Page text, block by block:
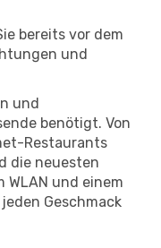
bereits vor dem
und
und
benötigt. Von
Restaurants
die neuesten
WLAN und einem
Geschmack